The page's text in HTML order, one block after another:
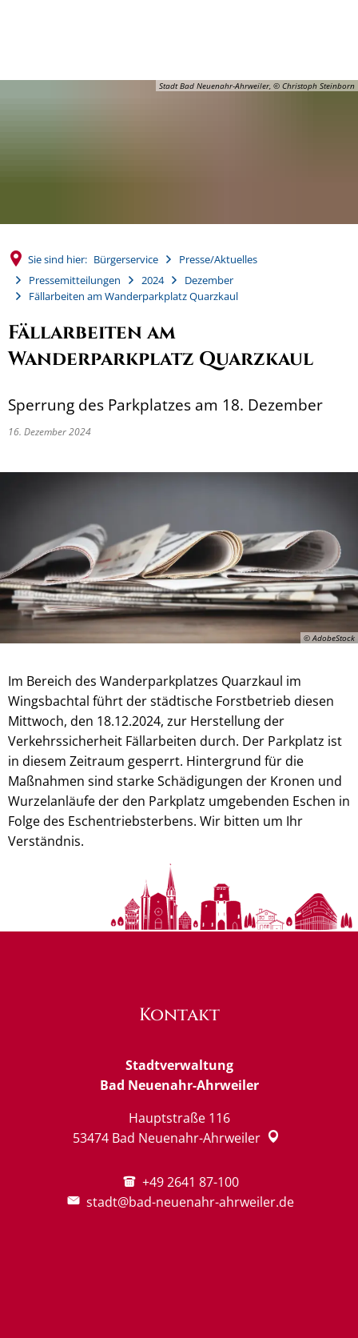
Stadt Bad Neuenahr-Ahrweiler, © Christoph Steinborn
Sie sind hier: Bürgerservice
Presse/Aktuelles
Pressemitteilungen
2024
Dezember
Fällarbeiten am Wanderparkplatz Quarzkaul
Fällarbeiten am
Wanderparkplatz Quarzkaul
Sperrung des Parkplatzes am 18. Dezember
16. Dezember 2024
© AdobeStock
Im Bereich des Wanderparkplatzes Quarzkaul im
Wingsbachtal führt der städtische Forstbetrieb diesen
Mittwoch, den 18.12.2024, zur Herstellung der
Verkehrssicherheit Fällarbeiten durch. Der Parkplatz ist
in diesem Zeitraum gesperrt. Hintergrund für die
Maßnahmen sind starke Schädigungen der Kronen und
Wurzelanläufe der den Parkplatz umgebenden Eschen in
Folge des Eschentriebsterbens. Wir bitten um Ihr
Verständnis.
Kontakt
Stadtverwaltung
Bad Neuenahr-Ahrweiler
Hauptstraße 116
53474 Bad Neuenahr-Ahrweiler
+49 2641 87-100
stadt@bad-neuenahr-ahrweiler.de